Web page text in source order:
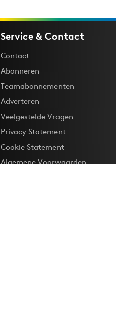
Service & Contact
Contact
Abonneren
Teamabonnementen
Adverteren
Veelgestelde Vragen
Privacy Statement
Cookie Statement
Algemene Voorwaarden